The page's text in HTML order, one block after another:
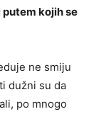
kojih se
ne smiju
dužni su da
po mnogo